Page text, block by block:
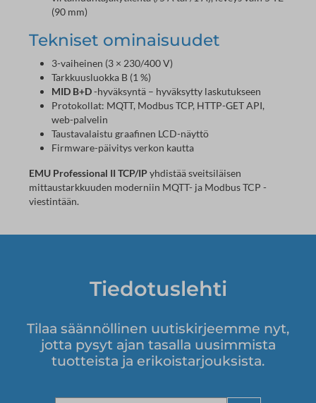
(90 mm)
Tekniset ominaisuudet
3-vaiheinen (3 × 230/400 V)
Tarkkuusluokka B (1 %)
MID B+D-hyväksyntä – hyväksytty laskutukseen
Protokollat: MQTT, Modbus TCP, HTTP-GET API,
web-palvelin
Taustavalaistu graafinen LCD-näyttö
Firmware-päivitys verkon kautta
EMU Professional II TCP/IPyhdistää sveitsiläisen
mittaustarkkuuden moderniin MQTT- ja Modbus TCP -
viestintään.
Tiedotuslehti
Tilaa säännöllinen uutiskirjeemme nyt,
jotta pysyt ajan tasalla uusimmista
tuotteista ja erikoistarjouksista.